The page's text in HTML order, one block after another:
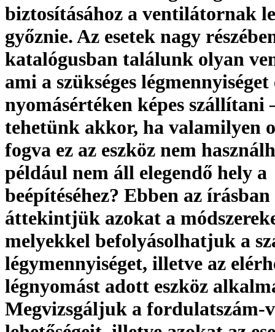
biztosításához a ventilátornak
győznie. Az esetek nagy
katalógusban találunk olyan
ami a szükséges légmennyiséget
nyomásértéken képes szállítani
tehetünk akkor, ha valamilyen
fogva ez az eszköz nem
például nem áll elegendő hely a
beépítéséhez? Ebben az írásban
áttekintjük azokat a
melyekkel befolyásolhatjuk a
légymennyiséget, illetve az
légnyomást adott eszköz
Megvizsgáljuk a fordulatszám-